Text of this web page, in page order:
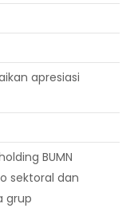
apresiasi
BUMN
sektoral dan
grup